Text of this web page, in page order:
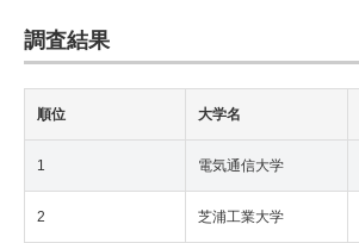
調査結果
順位 大学名
1 電気通信大学
2 芝浦工業大学